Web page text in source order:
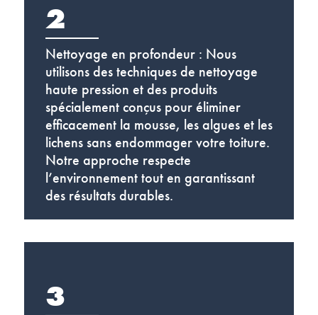
2
Nettoyage en profondeur : Nous
utilisons des techniques de nettoyage
haute pression et des produits
spécialement conçus pour éliminer
efficacement la mousse, les algues et les
lichens sans endommager votre toiture.
Notre approche respecte
l’environnement tout en garantissant
des résultats durables.
3